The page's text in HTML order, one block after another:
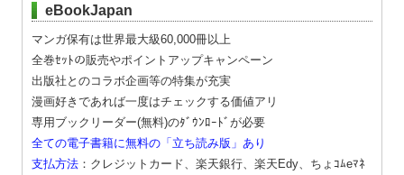
eBookJapan
マンガ保有は世界最大級60,000冊以上
全巻ｾｯﾄの販売やポイントアップキャンペーン
出版社とのコラボ企画等の特集が充実
漫画好きであれば一度はチェックする価値アリ
専用ブックリーダー(無料)のﾀﾞｳﾝﾛｰﾄﾞが必要
全ての電子書籍に無料の「立ち読み版」あり
支払方法 ：クレジットカード、楽天銀行、楽天Edy、ちょｺﾑeﾏﾈ